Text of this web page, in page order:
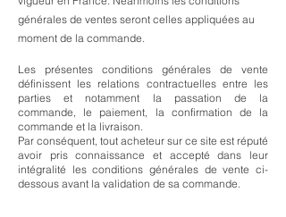
générales de ventes seront celles appliquées au
moment de la commande.
Les présentes conditions générales de vente
définissent les relations contractuelles entre les
parties et notamment la passation de la
commande, le paiement, la confirmation de la
commande et la livraison.
Par conséquent, tout acheteur sur ce site est réputé
avoir pris connaissance et accepté dans leur
intégralité les conditions générales de vente ci-
dessous avant la validation de sa commande.